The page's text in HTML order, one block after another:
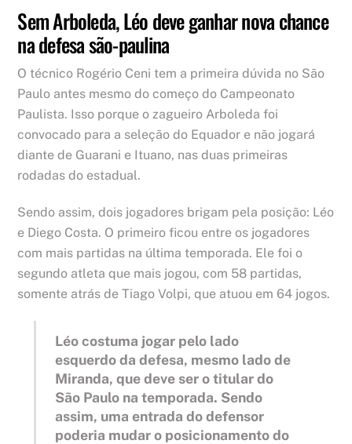
Sem Arboleda, Léo deve ganhar nova chance
na defesa são-paulina
O técnico Rogério Ceni tem a primeira dúvida no São
Paulo antes mesmo do começo do Campeonato
Paulista. Isso porque o zagueiro Arboleda foi
convocado para a seleção do Equador e não jogará
diante de Guarani e Ituano, nas duas primeiras
rodadas do estadual.
Sendo assim, dois jogadores brigam pela posição: Léo
e Diego Costa. O primeiro ficou entre os jogadores
com mais partidas na última temporada. Ele foi o
segundo atleta que mais jogou, com 58 partidas,
somente atrás de Tiago Volpi, que atuou em 64 jogos.
Léo costuma jogar pelo lado
esquerdo da defesa, mesmo lado de
Miranda, que deve ser o titular do
São Paulo na temporada. Sendo
assim, uma entrada do defensor
poderia mudar o posicionamento do